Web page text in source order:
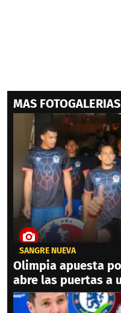
MAS FOTOGALERIAS
SANGRE NUEVA
Olimpia apuesta
abre las puertas a